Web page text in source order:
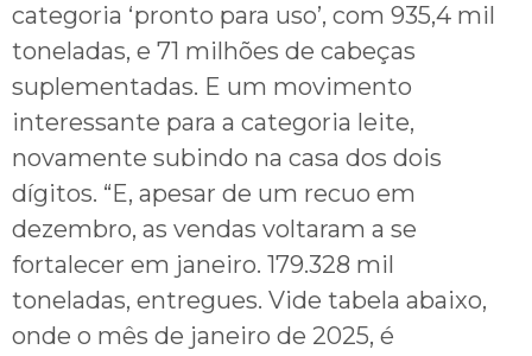
categoria ‘pronto para uso’, com 935,4 mil
toneladas, e 71 milhões de cabeças
suplementadas. E um movimento
interessante para a categoria leite,
novamente subindo na casa dos dois
dígitos. “E, apesar de um recuo em
dezembro, as vendas voltaram a se
fortalecer em janeiro. 179.328 mil
toneladas, entregues. Vide tabela abaixo,
onde o mês de janeiro de 2025, é